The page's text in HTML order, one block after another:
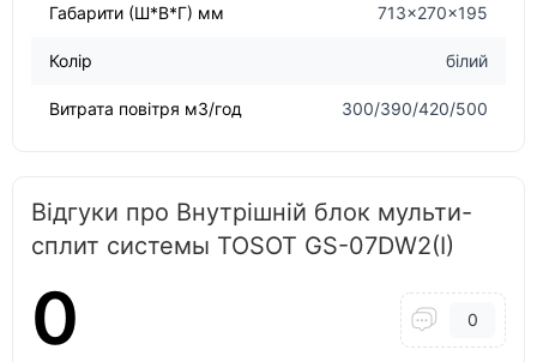
Габарити (Ш*В*Г) мм 713×270×195
Колір білий
Витрата повітря м3/год 300/390/420/500
Відгуки про Внутрішній блок мульти-
сплит системы TOSOT GS-07DW2(I)
0 0